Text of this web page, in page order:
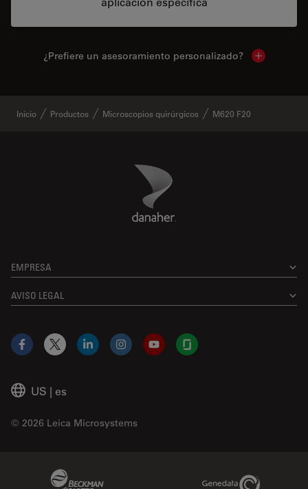
¿Prefiere un asesoramiento personalizado? Show local
Inicio Productos Microscopios quirúrgicos M620 F20
Danaher Logo
EMPRESA
AVISO LEGAL
US | es
© 2026 Leica Microsystems
Facebook
X LinkedInInstagramYouTubeGlassdoor
Genedata Link